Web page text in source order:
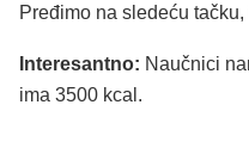
Pređimo na sledeću
Interesantno: Naučnici
ima 3500 kcal.